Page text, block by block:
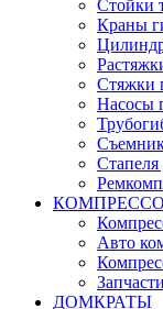
Стойки
Краны
Стяжки
Насосы
Авто
ДОМКРАТЫ